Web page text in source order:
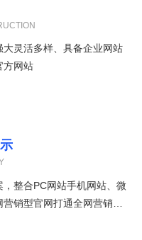
灵活多样、具备企业网站
方网站
整合PC网站手机网站、微
销型官网打通全网营销渠